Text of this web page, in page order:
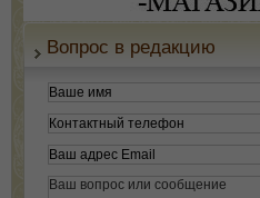
Вопрос в редакцию